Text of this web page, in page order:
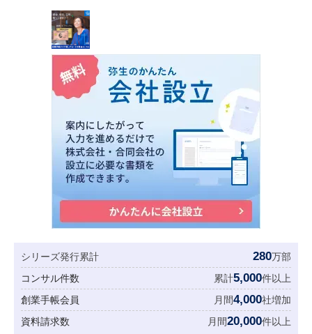
シリーズ発行累計 280万部
コンサル件数
累計5,000件以上
創業手帳会員
月間4,000社増加
資料請求数
月間20,000件以上